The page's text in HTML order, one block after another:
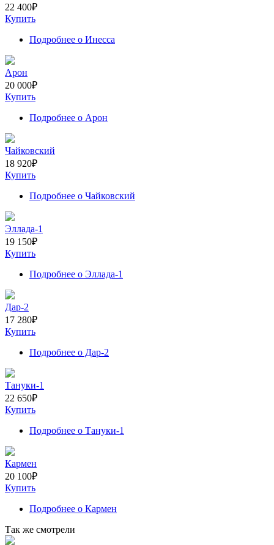
22 400₽
Купить
Подробнее о Инесса
Арон
20 000₽
Купить
Подробнее о Арон
Чайковский
18 920₽
Купить
Подробнее о Чайковский
Эллада-1
19 150₽
Купить
Подробнее о Эллада-1
Дар-2
17 280₽
Купить
Подробнее о Дар-2
Тануки-1
22 650₽
Купить
Подробнее о Тануки-1
Кармен
20 100₽
Купить
Подробнее о Кармен
Так же смотрели